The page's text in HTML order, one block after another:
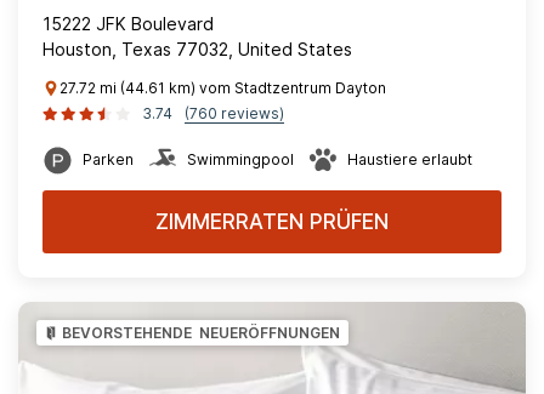
15222 JFK Boulevard
Houston, Texas 77032, United States
27.72 mi (44.61 km) vom Stadtzentrum Dayton
3.74
(760 reviews)
Parken Swimmingpool Haustiere erlaubt
ZIMMERRATEN PRÜFEN
BEVORSTEHENDE NEUERÖFFNUNGEN